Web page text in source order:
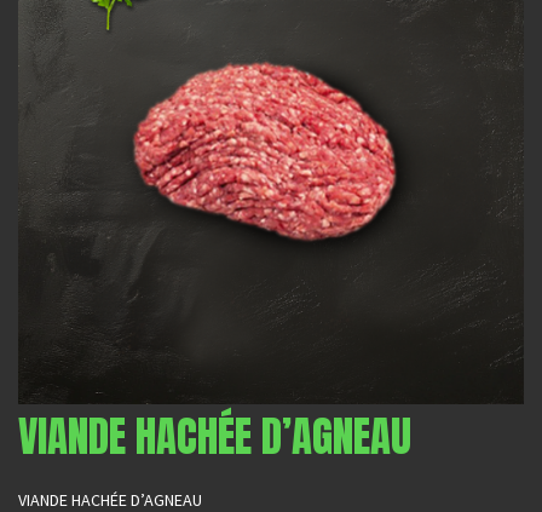
VIANDE HACHÉE D’AGNEAU
VIANDE HACHÉE D’AGNEAU